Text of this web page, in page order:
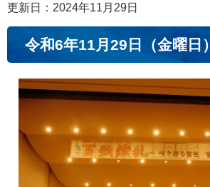
更新日：2024年11月29日
令和6年11月29日（金曜日）